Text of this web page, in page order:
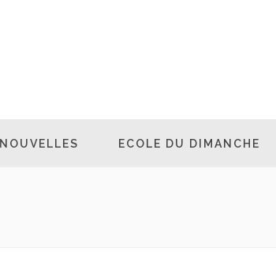
NOUVELLES ECOLE DU DIMANCHE